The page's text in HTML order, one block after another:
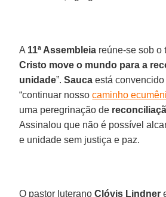
A 11ª Assembleia reúne-se sob o
Cristo move o mundo para a
unidade”.Sauca está
“continuar nossocaminho
uma peregrinação de
Assinalou que não é possível
e unidade sem justiça e paz.
O pastor luteranoClóvis Lindner